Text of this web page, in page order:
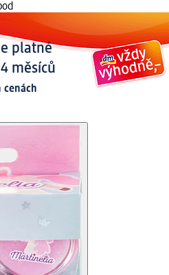
platné
měsíců
cenách